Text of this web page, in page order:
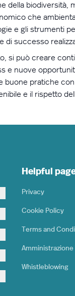
della
che
e gli strumenti
di successo
si può creare
e nuove
buone pratiche
e il rispetto
Helpful
Privacy
Cookie Policy
Terms and
Whistleblowing